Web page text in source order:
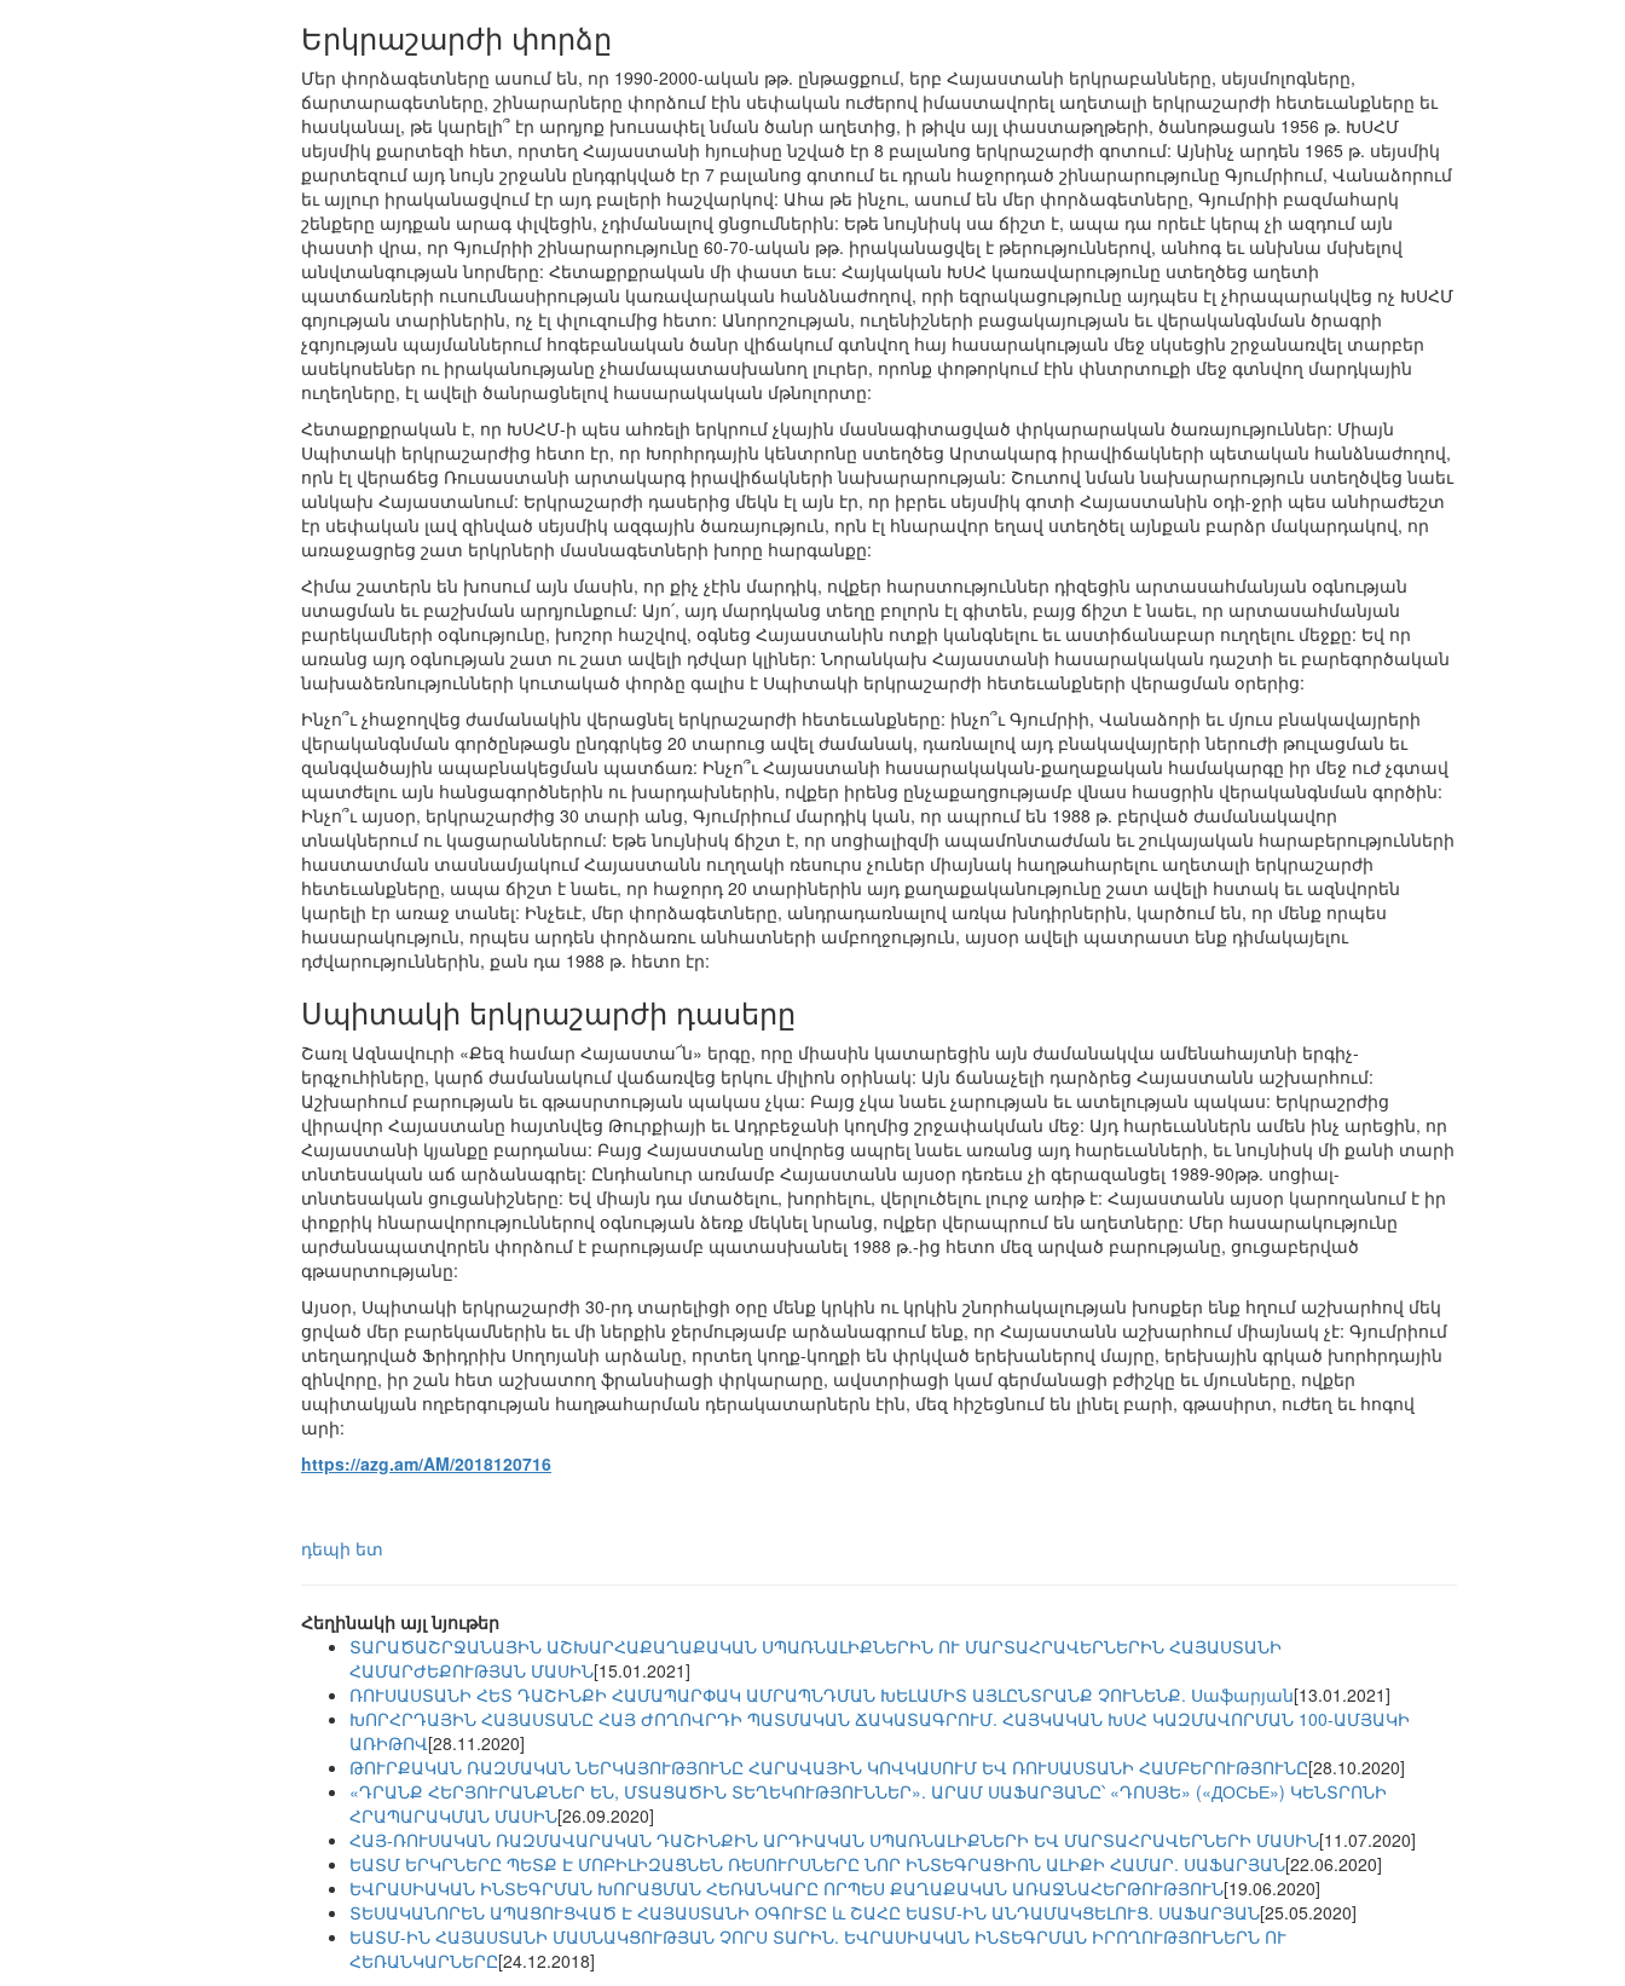
Երկրաշարժի փորձը
Մեր փորձագետները ասում են, որ 1990-2000-ական թթ. ընթացքում, երբ Հայաստանի երկրաբանները, սեյսմոլոգները,
ճարտարագետները, շինարարները փորձում էին սեփական ուժերով իմաստավորել աղետալի երկրաշարժի հետեւանքները եւ
հասկանալ, թե կարելի՞ էր արդյոք խուսափել նման ծանր աղետից, ի թիվս այլ փաստաթղթերի, ծանոթացան 1956 թ. ԽՍՀՄ
սեյսմիկ քարտեզի հետ, որտեղ Հայաստանի հյուսիսը նշված էր 8 բալանոց երկրաշարժի գոտում: Այնինչ արդեն 1965 թ. սեյսմիկ
քարտեզում այդ նույն շրջանն ընդգրկված էր 7 բալանոց գոտում եւ դրան հաջորդած շինարարությունը Գյումրիում, Վանաձորում
եւ այլուր իրականացվում էր այդ բալերի հաշվարկով: Ահա թե ինչու, ասում են մեր փորձագետները, Գյումրիի բազմահարկ
շենքերը այդքան արագ փլվեցին, չդիմանալով ցնցումներին: Եթե նույնիսկ սա ճիշտ է, ապա դա որեւէ կերպ չի ազդում այն
փաստի վրա, որ Գյումրիի շինարարությունը 60-70-ական թթ. իրականացվել է թերություններով, անհոգ եւ անխնա մսխելով
անվտանգության նորմերը: Հետաքրքրական մի փաստ եւս: Հայկական ԽՍՀ կառավարությունը ստեղծեց աղետի
պատճառների ուսումնասիրության կառավարական հանձնաժողով, որի եզրակացությունը այդպես էլ չհրապարակվեց ոչ ԽՍՀՄ
գոյության տարիներին, ոչ էլ փլուզումից հետո: Անորոշության, ուղենիշների բացակայության եւ վերականգնման ծրագրի
չգոյության պայմաններում հոգեբանական ծանր վիճակում գտնվող հայ հասարակության մեջ սկսեցին շրջանառվել տարբեր
ասեկոսեներ ու իրականությանը չհամապատասխանող լուրեր, որոնք փոթորկում էին փնտրտուքի մեջ գտնվող մարդկային
ուղեղները, էլ ավելի ծանրացնելով հասարակական մթնոլորտը:
Հետաքրքրական է, որ ԽՍՀՄ-ի պես ահռելի երկրում չկային մասնագիտացված փրկարարական ծառայություններ: Միայն
Սպիտակի երկրաշարժից հետո էր, որ Խորհրդային կենտրոնը ստեղծեց Արտակարգ իրավիճակների պետական հանձնաժողով,
որն էլ վերաճեց Ռուսաստանի արտակարգ իրավիճակների նախարարության: Շուտով նման նախարարություն ստեղծվեց նաեւ
անկախ Հայաստանում: Երկրաշարժի դասերից մեկն էլ այն էր, որ իբրեւ սեյսմիկ գոտի Հայաստանին օդի-ջրի պես անհրաժեշտ
էր սեփական լավ զինված սեյսմիկ ազգային ծառայություն, որն էլ հնարավոր եղավ ստեղծել այնքան բարձր մակարդակով, որ
առաջացրեց շատ երկրների մասնագետների խորը հարգանքը:
Հիմա շատերն են խոսում այն մասին, որ քիչ չէին մարդիկ, ովքեր հարստություններ դիզեցին արտասահմանյան օգնության
ստացման եւ բաշխման արդյունքում: Այո՛, այդ մարդկանց տեղը բոլորն էլ գիտեն, բայց ճիշտ է նաեւ, որ արտասահմանյան
բարեկամների օգնությունը, խոշոր հաշվով, օգնեց Հայաստանին ոտքի կանգնելու եւ աստիճանաբար ուղղելու մեջքը: Եվ որ
առանց այդ օգնության շատ ու շատ ավելի դժվար կլիներ: Նորանկախ Հայաստանի հասարակական դաշտի եւ բարեգործական
նախաձեռնությունների կուտակած փորձը գալիս է Սպիտակի երկրաշարժի հետեւանքների վերացման օրերից:
Ինչո՞ւ չհաջողվեց ժամանակին վերացնել երկրաշարժի հետեւանքները: ինչո՞ւ Գյումրիի, Վանաձորի եւ մյուս բնակավայրերի
վերականգնման գործընթացն ընդգրկեց 20 տարուց ավել ժամանակ, դառնալով այդ բնակավայրերի ներուժի թուլացման եւ
զանգվածային ապաբնակեցման պատճառ: Ինչո՞ւ Հայաստանի հասարակական-քաղաքական համակարգը իր մեջ ուժ չգտավ
պատժելու այն հանցագործներին ու խարդախներին, ովքեր իրենց ընչաքաղցությամբ վնաս հասցրին վերականգնման գործին:
Ինչո՞ւ այսօր, երկրաշարժից 30 տարի անց, Գյումրիում մարդիկ կան, որ ապրում են 1988 թ. բերված ժամանակավոր
տնակներում ու կացարաններում: Եթե նույնիսկ ճիշտ է, որ սոցիալիզմի ապամոնտաժման եւ շուկայական հարաբերությունների
հաստատման տասնամյակում Հայաստանն ուղղակի ռեսուրս չուներ միայնակ հաղթահարելու աղետալի երկրաշարժի
հետեւանքները, ապա ճիշտ է նաեւ, որ հաջորդ 20 տարիներին այդ քաղաքականությունը շատ ավելի հստակ եւ ազնվորեն
կարելի էր առաջ տանել: Ինչեւէ, մեր փորձագետները, անդրադառնալով առկա խնդիրներին, կարծում են, որ մենք որպես
հասարակություն, որպես արդեն փորձառու անհատների ամբողջություն, այսօր ավելի պատրաստ ենք դիմակայելու
դժվարություններին, քան դա 1988 թ. հետո էր:
Սպիտակի երկրաշարժի դասերը
Շառլ Ազնավուրի «Քեզ համար Հայաստա՜ն» երգը, որը միասին կատարեցին այն ժամանակվա ամենահայտնի երգիչ-
երգչուհիները, կարճ ժամանակում վաճառվեց երկու միլիոն օրինակ: Այն ճանաչելի դարձրեց Հայաստանն աշխարհում:
Աշխարհում բարության եւ գթասրտության պակաս չկա: Բայց չկա նաեւ չարության եւ ատելության պակաս: Երկրաշրժից
վիրավոր Հայաստանը հայտնվեց Թուրքիայի եւ Ադրբեջանի կողմից շրջափակման մեջ: Այդ հարեւաններն ամեն ինչ արեցին, որ
Հայաստանի կյանքը բարդանա: Բայց Հայաստանը սովորեց ապրել նաեւ առանց այդ հարեւանների, եւ նույնիսկ մի քանի տարի
տնտեսական աճ արձանագրել: Ընդհանուր առմամբ Հայաստանն այսօր դեռեւս չի գերազանցել 1989-90թթ. սոցիալ-
տնտեսական ցուցանիշները: Եվ միայն դա մտածելու, խորհելու, վերլուծելու լուրջ առիթ է: Հայաստանն այսօր կարողանում է իր
փոքրիկ հնարավորություններով օգնության ձեռք մեկնել նրանց, ովքեր վերապրում են աղետները: Մեր հասարակությունը
արժանապատվորեն փորձում է բարությամբ պատասխանել 1988 թ.-ից հետո մեզ արված բարությանը, ցուցաբերված
գթասրտությանը:
Այսօր, Սպիտակի երկրաշարժի 30-րդ տարելիցի օրը մենք կրկին ու կրկին շնորհակալության խոսքեր ենք հղում աշխարհով մեկ
ցրված մեր բարեկամներին եւ մի ներքին ջերմությամբ արձանագրում ենք, որ Հայաստանն աշխարհում միայնակ չէ: Գյումրիում
տեղադրված Ֆրիդրիխ Սողոյանի արձանը, որտեղ կողք-կողքի են փրկված երեխաներով մայրը, երեխային գրկած խորհրդային
զինվորը, իր շան հետ աշխատող ֆրանսիացի փրկարարը, ավստրիացի կամ գերմանացի բժիշկը եւ մյուսները, ովքեր
սպիտակյան ողբերգության հաղթահարման դերակատարներն էին, մեզ հիշեցնում են լինել բարի, գթասիրտ, ուժեղ եւ հոգով
արի:
https://azg.am/AM/2018120716
դեպի ետ
Հեղինակի այլ նյութեր
ՏԱՐԱԾԱՇՐՋԱՆԱՅԻՆ ԱՇԽԱՐՀԱՔԱՂԱՔԱԿԱՆ ՍՊԱՌՆԱԼԻՔՆԵՐԻՆ ՈՒ ՄԱՐՏԱՀՐԱՎԵՐՆԵՐԻՆ ՀԱՅԱՍՏԱՆԻ
ՀԱՄԱՐԺԵՔՈՒԹՅԱՆ ՄԱՍԻՆ[15.01.2021]
ՌՈՒՍԱՍՏԱՆԻ ՀԵՏ ԴԱՇԻՆՔԻ ՀԱՄԱՊԱՐՓԱԿ ԱՄՐԱՊՆԴՄԱՆ ԽԵԼԱՄԻՏ ԱՅԼԸՆՏՐԱՆՔ ՉՈՒՆԵՆՔ. Սաֆարյան[13.01.2021]
ԽՈՐՀՐԴԱՅԻՆ ՀԱՅԱՍՏԱՆԸ ՀԱՅ ԺՈՂՈՎՐԴԻ ՊԱՏՄԱԿԱՆ ՃԱԿԱՏԱԳՐՈՒՄ. ՀԱՅԿԱԿԱՆ ԽՍՀ ԿԱԶՄԱՎՈՐՄԱՆ 100-ԱՄՅԱԿԻ
ԱՌԻԹՈՎ[28.11.2020]
ԹՈՒՐՔԱԿԱՆ ՌԱԶՄԱԿԱՆ ՆԵՐԿԱՅՈՒԹՅՈՒՆԸ ՀԱՐԱՎԱՅԻՆ ԿՈՎԿԱՍՈՒՄ ԵՎ ՌՈՒՍԱՍՏԱՆԻ ՀԱՄԲԵՐՈՒԹՅՈՒՆԸ[28.10.2020]
«ԴՐԱՆՔ ՀԵՐՅՈՒՐԱՆՔՆԵՐ ԵՆ, ՄՏԱՑԱԾԻՆ ՏԵՂԵԿՈՒԹՅՈՒՆՆԵՐ». ԱՐԱՄ ՍԱՖԱՐՅԱՆԸ՝ «ԴՈՍՅԵ» («ДОСЬЕ») ԿԵՆՏՐՈՆԻ
ՀՐԱՊԱՐԱԿՄԱՆ ՄԱՍԻՆ[26.09.2020]
ՀԱՅ-ՌՈՒՍԱԿԱՆ ՌԱԶՄԱՎԱՐԱԿԱՆ ԴԱՇԻՆՔԻՆ ԱՐԴԻԱԿԱՆ ՍՊԱՌՆԱԼԻՔՆԵՐԻ ԵՎ ՄԱՐՏԱՀՐԱՎԵՐՆԵՐԻ ՄԱՍԻՆ[11.07.2020]
ԵԱՏՄ ԵՐԿՐՆԵՐԸ ՊԵՏՔ Է ՄՈԲԻԼԻԶԱՑՆԵՆ ՌԵՍՈՒՐՍՆԵՐԸ ՆՈՐ ԻՆՏԵԳՐԱՑԻՈՆ ԱԼԻՔԻ ՀԱՄԱՐ. ՍԱՖԱՐՅԱՆ[22.06.2020]
ԵՎՐԱՍԻԱԿԱՆ ԻՆՏԵԳՐՄԱՆ ԽՈՐԱՑՄԱՆ ՀԵՌԱՆԿԱՐԸ ՈՐՊԵՍ ՔԱՂԱՔԱԿԱՆ ԱՌԱՋՆԱՀԵՐԹՈՒԹՅՈՒՆ[19.06.2020]
ՏԵՍԱԿԱՆՈՐԵՆ ԱՊԱՑՈՒՑՎԱԾ Է ՀԱՅԱՍՏԱՆԻ ՕԳՈՒՏԸ և ՇԱՀԸ ԵԱՏՄ-ԻՆ ԱՆԴԱՄԱԿՑԵԼՈՒՑ. ՍԱՖԱՐՅԱՆ[25.05.2020]
ԵԱՏՄ-ԻՆ ՀԱՅԱՍՏԱՆԻ ՄԱՍՆԱԿՑՈՒԹՅԱՆ ՉՈՐՍ ՏԱՐԻՆ. ԵՎՐԱՍԻԱԿԱՆ ԻՆՏԵԳՐՄԱՆ ԻՐՈՂՈՒԹՅՈՒՆԵՐՆ ՈՒ
ՀԵՌԱՆԿԱՐՆԵՐԸ[24.12.2018]